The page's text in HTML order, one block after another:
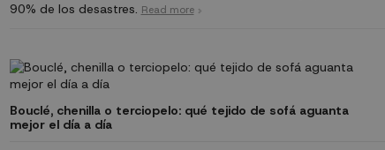
90% de los desastres. Read more
Bouclé, chenilla o terciopelo: qué tejido de sofá aguanta
mejor el día a día